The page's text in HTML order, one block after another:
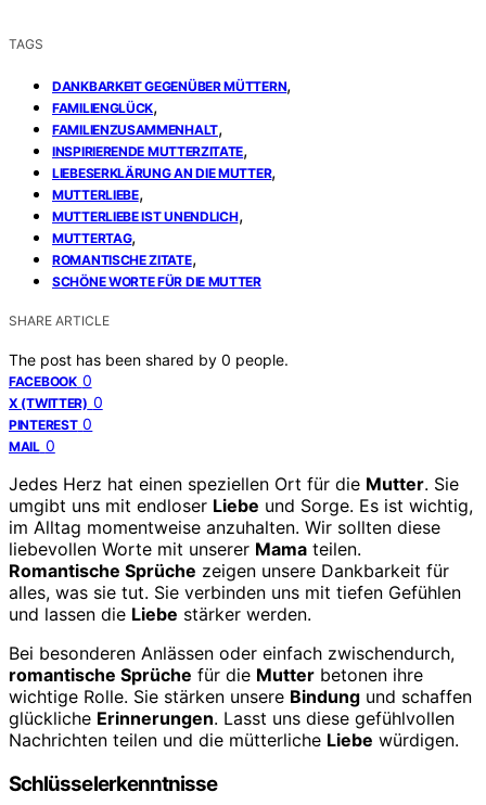
TAGS
DANKBARKEIT GEGENÜBER MÜTTERN,
FAMILIENGLÜCK,
FAMILIENZUSAMMENHALT,
INSPIRIERENDE MUTTERZITATE,
LIEBESERKLÄRUNG AN DIE MUTTER,
MUTTERLIEBE,
MUTTERLIEBE IST UNENDLICH,
MUTTERTAG,
ROMANTISCHE ZITATE,
SCHÖNE WORTE FÜR DIE MUTTER
SHARE ARTICLE
The post has been shared by 0 people.
FACEBOOK 0
X (TWITTER) 0
PINTEREST 0
MAIL 0
Jedes Herz hat einen speziellen Ort für die Mutter. Sie
umgibt uns mit endloser Liebe und Sorge. Es ist wichtig,
im Alltag momentweise anzuhalten. Wir sollten diese
liebevollen Worte mit unserer Mama teilen.
Romantische Sprüche zeigen unsere Dankbarkeit für
alles, was sie tut. Sie verbinden uns mit tiefen Gefühlen
und lassen die Liebe stärker werden.
Bei besonderen Anlässen oder einfach zwischendurch,
romantische Sprüche für die Mutter betonen ihre
wichtige Rolle. Sie stärken unsere Bindung und schaffen
glückliche Erinnerungen. Lasst uns diese gefühlvollen
Nachrichten teilen und die mütterliche Liebe würdigen.
Schlüsselerkenntnisse